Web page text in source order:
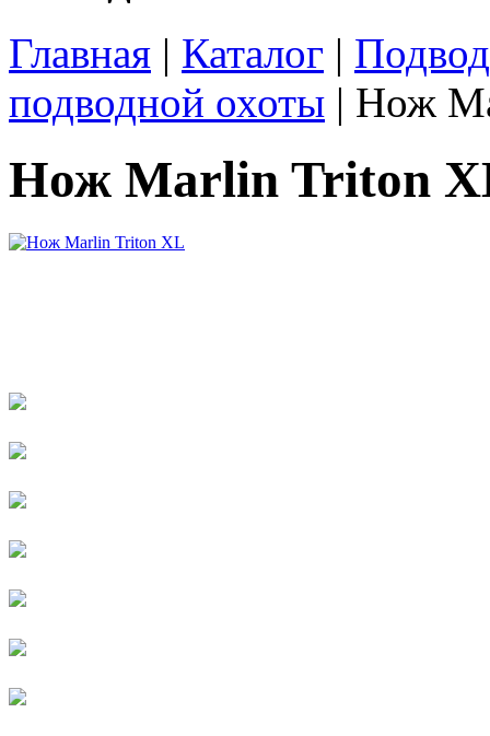
Главная | Каталог |
подводной охоты | Нож
Нож Marlin Triton